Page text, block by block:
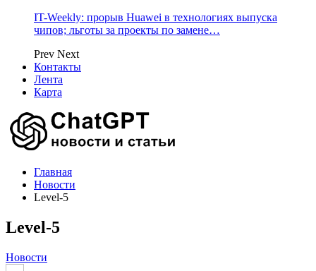
IT-Weekly: прорыв Huawei в технологиях выпуска
чипов; льготы за проекты по замене…
Prev Next
Контакты
Лента
Карта
Главная
Новости
Level-5
Level-5
Новости